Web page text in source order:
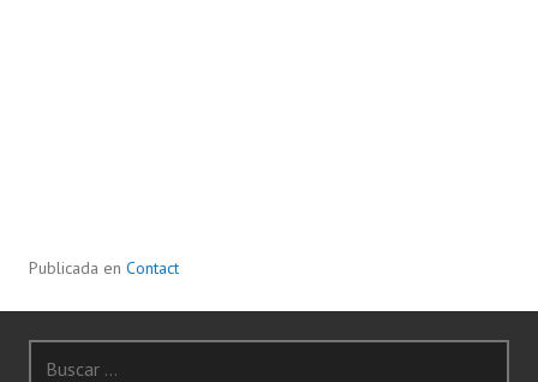
Publicada en Contact